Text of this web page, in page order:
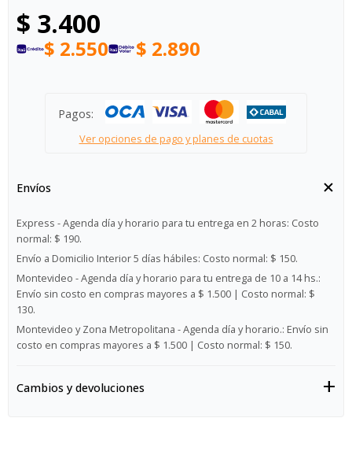
$ 3.400
$ 2.550 $ 2.890
Pagos:
Ver opciones de pago y planes de cuotas
Envíos
Express - Agenda día y horario para tu entrega en 2 horas: Costo
normal: $ 190.
Envío a Domicilio Interior 5 días hábiles: Costo normal: $ 150.
Montevideo - Agenda día y horario para tu entrega de 10 a 14 hs.:
Envío sin costo en compras mayores a $ 1.500 | Costo normal: $
130.
Montevideo y Zona Metropolitana - Agenda día y horario.: Envío sin
costo en compras mayores a $ 1.500 | Costo normal: $ 150.
Cambios y devoluciones